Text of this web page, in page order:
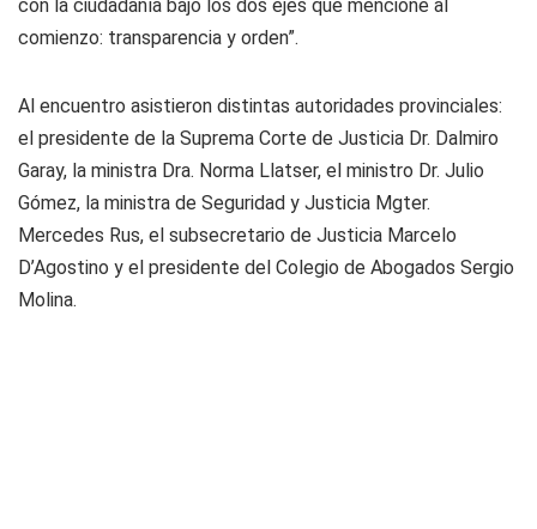
con la ciudadanía bajo los dos ejes que mencioné al
comienzo: transparencia y orden”.
Al encuentro asistieron distintas autoridades provinciales:
el presidente de la Suprema Corte de Justicia Dr. Dalmiro
Garay, la ministra Dra. Norma Llatser, el ministro Dr. Julio
Gómez, la ministra de Seguridad y Justicia Mgter.
Mercedes Rus, el subsecretario de Justicia Marcelo
D’Agostino y el presidente del Colegio de Abogados Sergio
Molina.